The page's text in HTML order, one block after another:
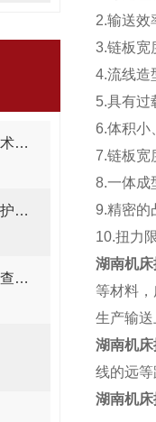
机床导轨防护罩的材料与制造技术创新
使用钢板防护罩做好对设备的维护十分重要
机床排屑机在试运行前要做好检查工作
2.输送效
3.链板宽
4.流线造
5.具有
6.体积小
7.链板宽
8.一体成
9.精密的
10.扭力
湖南机
等材料
生产输
湖南机
线的远
湖南机